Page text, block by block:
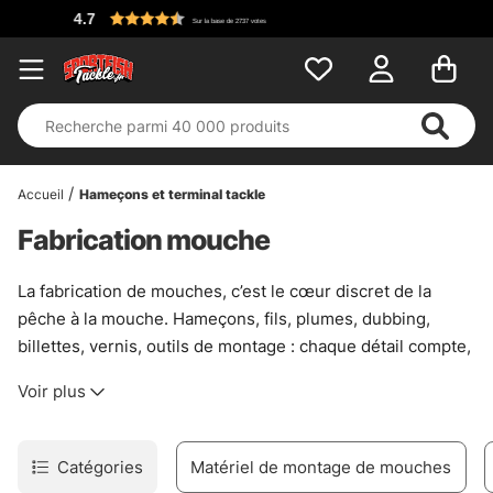
Accueil Hameçons et terminal tackle
Fabrication mouche
La fabrication de mouches, c’est le cœur discret de la
pêche à la mouche. Hameçons, fils, plumes, dubbing,
billettes, vernis, outils de montage : chaque détail compte,
poissons deviennent méfiants. Cette catégorie rassemble
nymphes, streamers et modèles plus rustiques, avec
assez de marge pour bricoler proprement sans se perdre
Voir plus
Catégories Matériel de montage de mouches